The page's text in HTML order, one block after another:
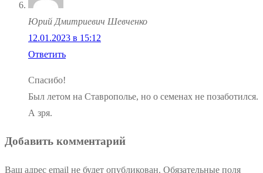
Юрий Дмитриевич Шевченко
12.01.2023 в 15:12
Ответить
Спасибо!
Был летом на Ставрополье, но о семенах не позаботился.
А зря.
Добавить комментарий
Ваш адрес email не будет опубликован. Обязательные поля